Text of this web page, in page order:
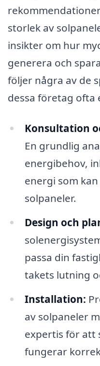
storlek av
insikter om hur
generera och
följer några av de
dessa företag ofta
Konsultation
En grundlig
energibehov,
energi som
solpaneler.
Design och
passa din
takets lutning
Installation:
av solpaneler
expertis för att
fungerar